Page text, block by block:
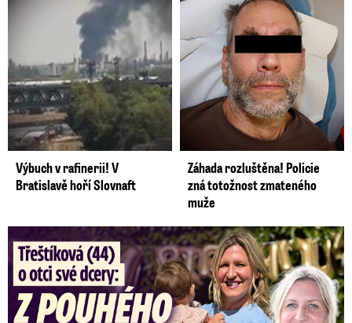
Výbuch v rafinerii! V
Bratislavě hoří Slovnaft
Záhada rozluštěna! Policie
zná totožnost zmateného
muže
Třeštíková (44) o otci dcery: Z dárce spermatu pravý táta